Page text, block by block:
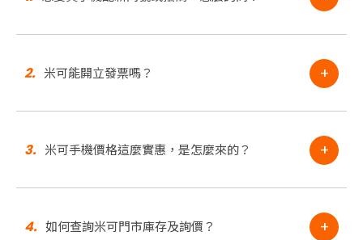
2. 米可能開立發票嗎？ +
3. 米可手機價格這麼實惠，是怎麼來的？ +
4. 如何查詢米可門市庫存及詢價？ +